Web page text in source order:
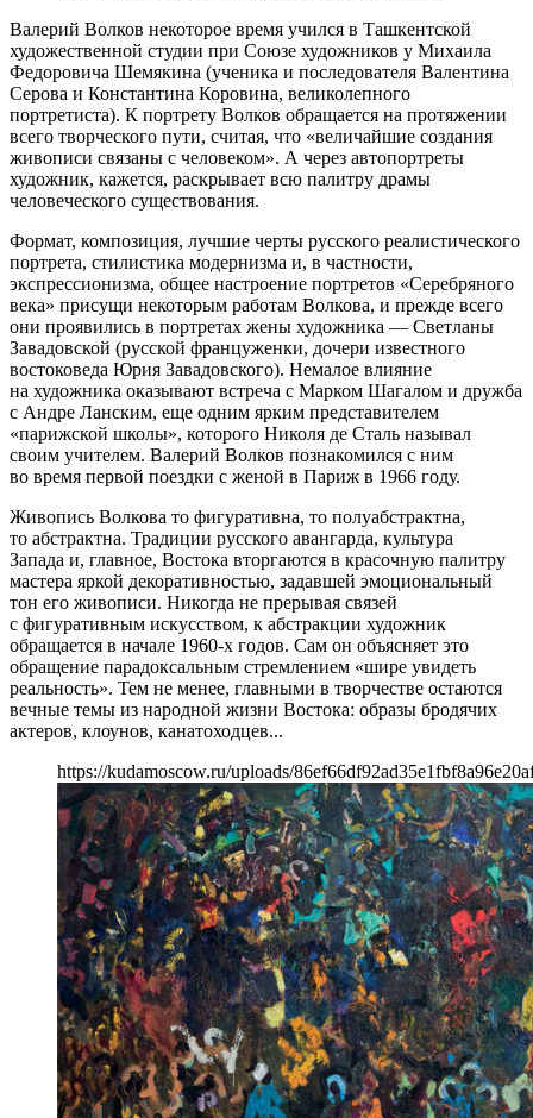
Валерий Волков некоторое время учился в Ташкентской
художественной студии при Союзе художников у Михаила
Федоровича Шемякина (ученика и последователя Валентина
Серова и Константина Коровина, великолепного
портретиста). К портрету Волков обращается на протяжении
всего творческого пути, считая, что «величайшие создания
живописи связаны с человеком». А через автопортреты
художник, кажется, раскрывает всю палитру драмы
человеческого существования.
Формат, композиция, лучшие черты русского реалистического
портрета, стилистика модернизма и, в частности,
экспрессионизма, общее настроение портретов «Серебряного
века» присущи некоторым работам Волкова, и прежде всего
они проявились в портретах жены художника — Светланы
Завадовской (русской француженки, дочери известного
востоковеда Юрия Завадовского). Немалое влияние
на художника оказывают встреча с Марком Шагалом и дружба
с Андре Ланским, еще одним ярким представителем
«парижской школы», которого Николя де Сталь называл
своим учителем. Валерий Волков познакомился с ним
во время первой поездки с женой в Париж в 1966 году.
Живопись Волкова то фигуративна, то полуабстрактна,
то абстрактна. Традиции русского авангарда, культура
Запада и, главное, Востока вторгаются в красочную палитру
мастера яркой декоративностью, задавшей эмоциональный
тон его живописи. Никогда не прерывая связей
с фигуративным искусством, к абстракции художник
обращается в начале 1960-х годов. Сам он объясняет это
обращение парадоксальным стремлением «шире увидеть
реальность». Тем не менее, главными в творчестве остаются
вечные темы из народной жизни Востока: образы бродячих
актеров, клоунов, канатоходцев...
https://kudamoscow.ru/uploads/